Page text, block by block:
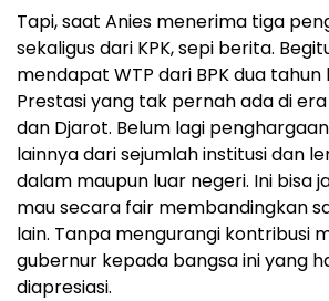
Tapi, saat Anies menerima tiga
sekaligus dari KPK, sepi berita.
mendapat WTP dari BPK dua
Prestasi yang tak pernah ada di
dan Djarot. Belum lagi
lainnya dari sejumlah institusi dan
dalam maupun luar negeri. Ini bisa
mau secara fair membandingkan
lain. Tanpa mengurangi kontribusi
gubernur kepada bangsa ini yang
diapresiasi.